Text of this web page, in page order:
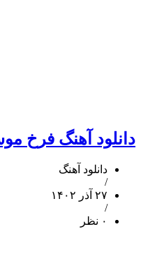
دانلود آهنگ فرخ
دانلود آهنگ
/
۲۷ آذر ۱۴۰۲
/
۰ نظر